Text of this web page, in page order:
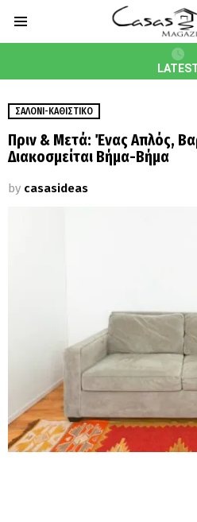
ΣΑΛΌΝΙ-ΚΑΘΙΣΤΙΚΌ
Πριν & Μετά: Ένας Απλός,
Διακοσμείται Βήμα-Βήμα
by casasideas